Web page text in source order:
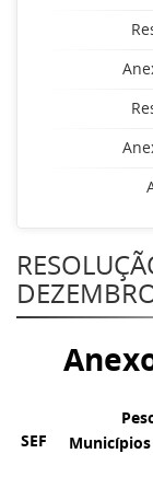
SEF
Municípios